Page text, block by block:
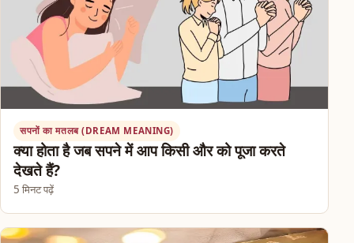
सपनों का मतलब (DREAM MEANING)
क्या होता है जब सपने में आप किसी और को पूजा करते
देखते हैं?
5 मिनट पढ़ें